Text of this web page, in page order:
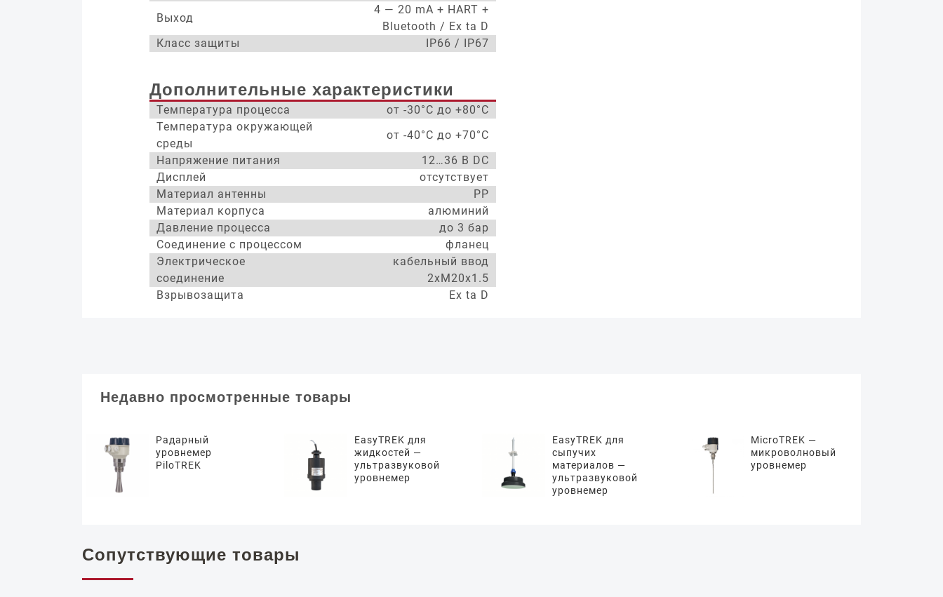
Выход
4 — 20 mA + HART +
Bluetooth / Ex ta D
Класс защиты
IP66 / IP67
Дополнительные характеристики
Температура процесса
от -30°С до +80°С
Температура окружающей
среды
от -40°С до +70°С
Напряжение питания
12…36 В DC
Дисплей
отсутствует
Материал антенны
PP
Материал корпуса
алюминий
Давление процесса
до 3 бар
Соединение с процессом
фланец
Электрическое
соединение
кабельный ввод
2xM20x1.5
Взрывозащита
Ex ta D
Недавно просмотренные товары
Радарный
уровнемер
PiloTREK
EasyTREK для
жидкостей —
ультразвуковой
уровнемер
EasyTREK для
сыпучих
материалов —
ультразвуковой
уровнемер
MicroTREK —
микроволновый
уровнемер
Сопутствующие товары